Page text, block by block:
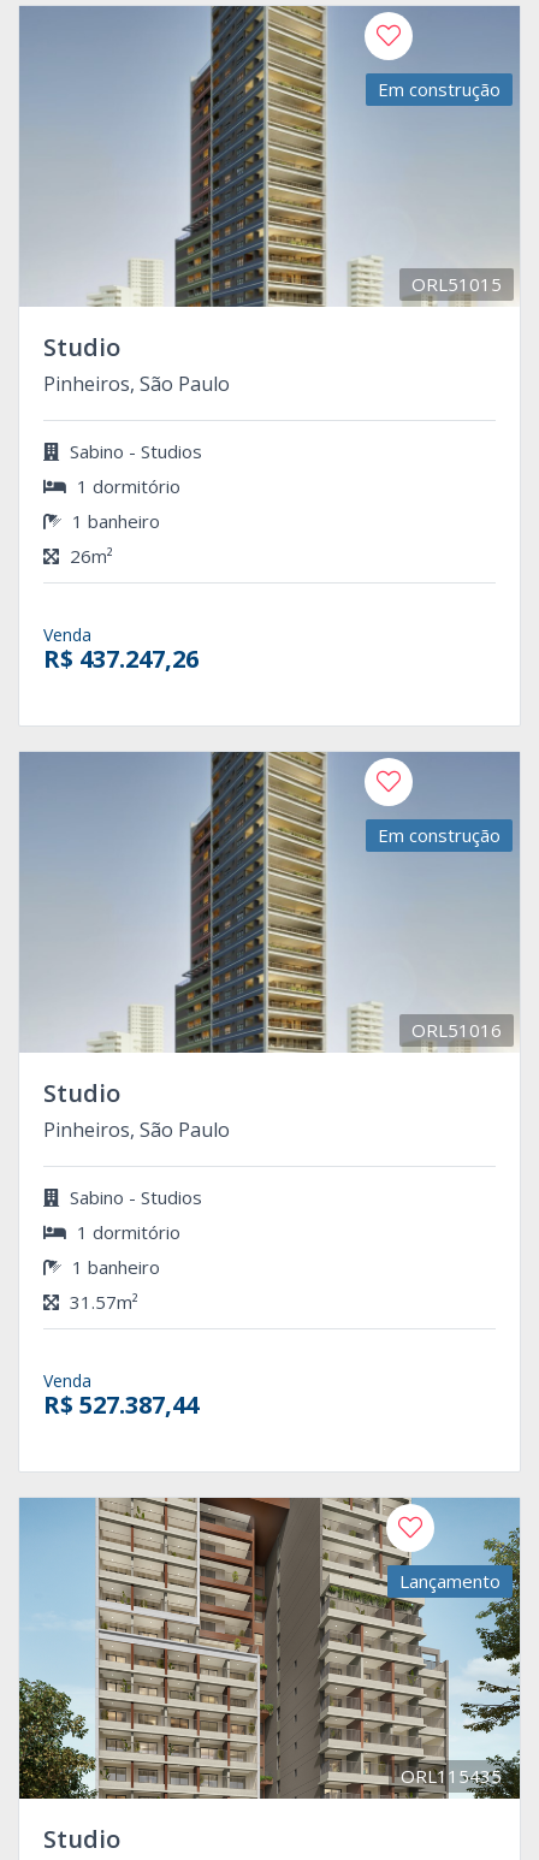
Em construção
ORL51015
Studio
Pinheiros, São Paulo
Sabino - Studios
1 dormitório
1 banheiro
26m²
Venda
R$ 437.247,26
Em construção
ORL51016
Studio
Pinheiros, São Paulo
Sabino - Studios
1 dormitório
1 banheiro
31.57m²
Venda
R$ 527.387,44
Lançamento
ORL115435
Studio